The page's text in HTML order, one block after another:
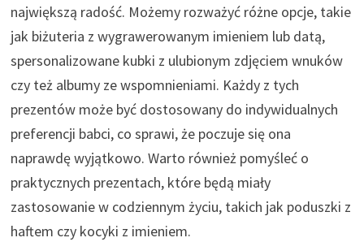
największą radość. Możemy rozważyć różne opcje, takie
jak biżuteria z wygrawerowanym imieniem lub datą,
spersonalizowane kubki z ulubionym zdjęciem wnuków
czy też albumy ze wspomnieniami. Każdy z tych
prezentów może być dostosowany do indywidualnych
preferencji babci, co sprawi, że poczuje się ona
naprawdę wyjątkowo. Warto również pomyśleć o
praktycznych prezentach, które będą miały
zastosowanie w codziennym życiu, takich jak poduszki z
haftem czy kocyki z imieniem.